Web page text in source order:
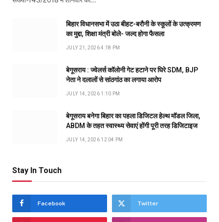
बिहार विधानसभा में उठा बीहट-बरौनी के स्कूलों के उत्क्रमण
का मुद्दा, शिक्षा मंत्री बोले- जल्द होगा फैसला
JULY 21, 2026 4:18 PM
बेगूसराय : ज्वेलर्स कॉलोनी गेट हटाने पर घिरे SDM, BJP
नेता ने दलालों से सांठगांठ का लगाया आरोप
JULY 14, 2026 1:10 PM
बेगूसराय बनेगा बिहार का पहला डिजिटल हेल्थ मॉडल जिला,
ABDM के तहत स्वास्थ्य सेवाएं होंगी पूरी तरह डिजिटाइज
JULY 14, 2026 12:04 PM
Stay In Touch
Facebook Twitter